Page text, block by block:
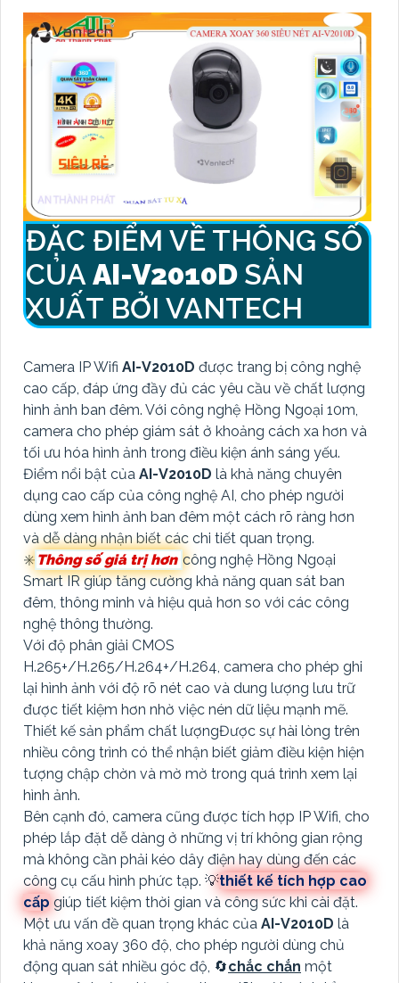
ĐẶC ĐIỂM VỀ THÔNG SỐ
CỦA AI-V2010D SẢN
XUẤT BỞI VANTECH
Camera IP Wifi AI-V2010D được trang bị công nghệ
cao cấp, đáp ứng đầy đủ các yêu cầu về chất lượng
hình ảnh ban đêm. Với công nghệ Hồng Ngoại 10m,
camera cho phép giám sát ở khoảng cách xa hơn và
tối ưu hóa hình ảnh trong điều kiện ánh sáng yếu.
Điểm nổi bật của AI-V2010D là khả năng chuyên
dụng cao cấp của công nghệ AI, cho phép người
dùng xem hình ảnh ban đêm một cách rõ ràng hơn
và dễ dàng nhận biết các chi tiết quan trọng.
✳️ Thông số giá trị hơn công nghệ Hồng Ngoại
Smart IR giúp tăng cường khả năng quan sát ban
đêm, thông minh và hiệu quả hơn so với các công
nghệ thông thường.
Với độ phân giải CMOS
H.265+/H.265/H.264+/H.264, camera cho phép ghi
lại hình ảnh với độ rõ nét cao và dung lượng lưu trữ
được tiết kiệm hơn nhờ việc nén dữ liệu mạnh mẽ.
Thiết kế sản phẩm chất lượngĐược sự hài lòng trên
nhiều công trình có thể nhận biết giảm điều kiện hiện
tượng chập chờn và mờ mờ trong quá trình xem lại
hình ảnh.
Bên cạnh đó, camera cũng được tích hợp IP Wifi, cho
phép lắp đặt dễ dàng ở những vị trí không gian rộng
mà không cần phải kéo dây điện hay dùng đến các
công cụ cấu hình phức tạp. 💡thiết kế tích hợp cao
cấp giúp tiết kiệm thời gian và công sức khi cài đặt.
Một ưu vấn đề quan trọng khác của AI-V2010D là
khả năng xoay 360 độ, cho phép người dùng chủ
động quan sát nhiều góc độ, 🔄chắc chắn một